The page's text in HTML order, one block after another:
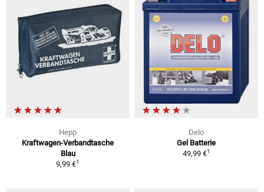
Hepp
Kraftwagen-Verbandtasche
Blau
9,99 €1
Delo
Gel Batterie
49,99 €1